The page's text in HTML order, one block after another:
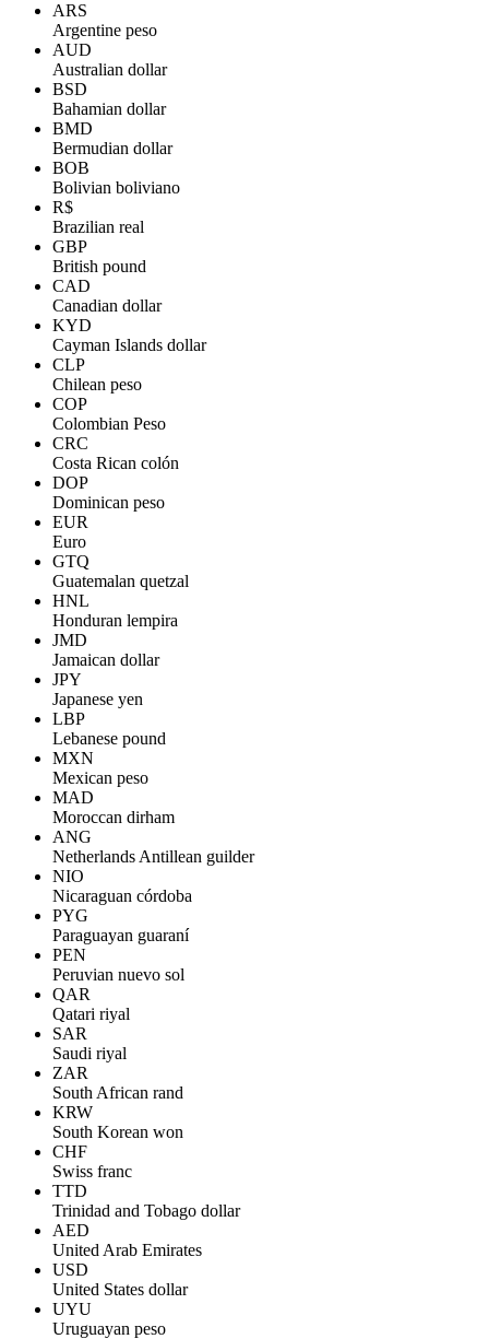
ARS
Argentine peso
AUD
Australian dollar
BSD
Bahamian dollar
BMD
Bermudian dollar
BOB
Bolivian boliviano
R$
Brazilian real
GBP
British pound
CAD
Canadian dollar
KYD
Cayman Islands dollar
CLP
Chilean peso
COP
Colombian Peso
CRC
Costa Rican colón
DOP
Dominican peso
EUR
Euro
GTQ
Guatemalan quetzal
HNL
Honduran lempira
JMD
Jamaican dollar
JPY
Japanese yen
LBP
Lebanese pound
MXN
Mexican peso
MAD
Moroccan dirham
ANG
Netherlands Antillean guilder
NIO
Nicaraguan córdoba
PYG
Paraguayan guaraní
PEN
Peruvian nuevo sol
QAR
Qatari riyal
SAR
Saudi riyal
ZAR
South African rand
KRW
South Korean won
CHF
Swiss franc
TTD
Trinidad and Tobago dollar
AED
United Arab Emirates
USD
United States dollar
UYU
Uruguayan peso